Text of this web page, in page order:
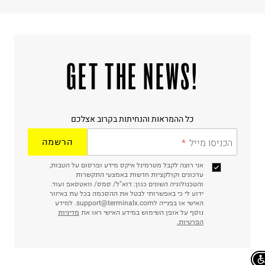
!GET THE NEWS
כל ההמראות והנחיתות בקרוב אצלכם
הכניסו מייל הרשמה
אני רוצה לקבל מטרמינל איקס מידע ופרסום על הטבות,
עדכונים וקולקציות חדשות באמצעי התקשרות
והטכנולוגיה השונים כגון: דוא"ל/ סמס/ וואטסאפ ועוד.
ידוע לי כי באפשרותי לבטל את ההסכמה בכל עת באיזור
האישי או בפנייה לsupport@terminalx.com. למידע
נוסף על אופן השימוש במידע האישי ראו את מדיניות
הפרטיות.